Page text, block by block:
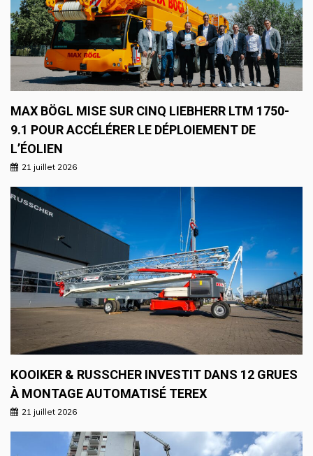
MAX BÖGL MISE SUR CINQ LIEBHERR LTM 1750-
9.1 POUR ACCÉLÉRER LE DÉPLOIEMENT DE
L’ÉOLIEN
21 juillet 2026
KOOIKER & RUSSCHER INVESTIT DANS 12 GRUES
À MONTAGE AUTOMATISÉ TEREX
21 juillet 2026